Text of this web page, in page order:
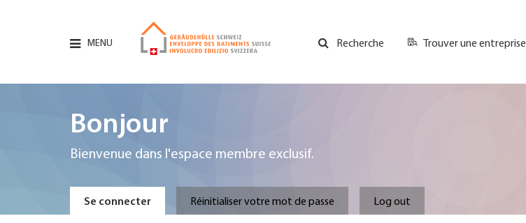
MENU Recherche
GH
Trouver une entreprise
Bonjour
Bienvenue dans l'espace membre exclusif.
Primary
Se connecter Réinitialiser votre mot de passe Log out